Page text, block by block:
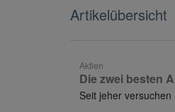
Artikelübersicht
Aktien
Die zwei besten
Seit jeher